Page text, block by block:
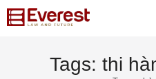
Tags: thi